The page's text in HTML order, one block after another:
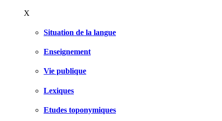
X
Situation de la langue
Enseignement
Vie publique
Lexiques
Etudes toponymiques